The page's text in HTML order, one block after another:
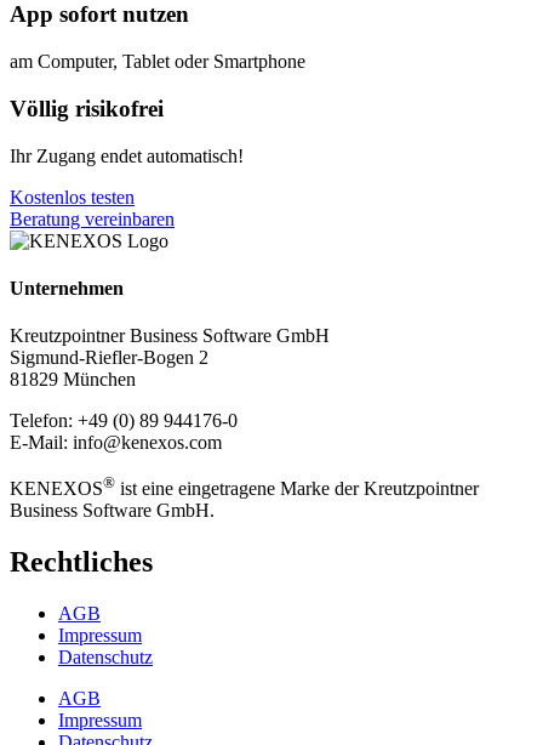
App sofort nutzen
am Computer, Tablet oder Smartphone
Völlig risikofrei
Ihr Zugang endet automatisch!
Kostenlos testen
Beratung vereinbaren
Unternehmen
Kreutzpointner Business Software GmbH
Sigmund-Riefler-Bogen 2
81829 München
Telefon: +49 (0) 89 944176-0
E-Mail: info@kenexos.com
KENEXOS® ist eine eingetragene Marke der Kreutzpointner
Business Software GmbH.
Rechtliches
AGB
Impressum
Datenschutz
AGB
Impressum